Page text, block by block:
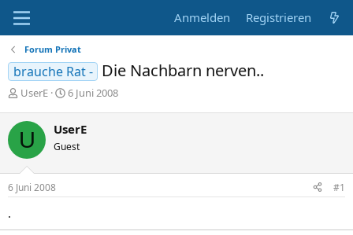
Anmelden Registrieren
Forum Privat
brauche Rat - Die Nachbarn nerven..
E
s
t
e
l
l
e
UserE
E
t
e
l
6 Juni 2008
U UserE
Guest
6 Juni 2008 #1
.